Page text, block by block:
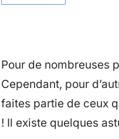
Pour de nombreuses
Cependant, pour
faites partie de ceux
! Il existe quelques